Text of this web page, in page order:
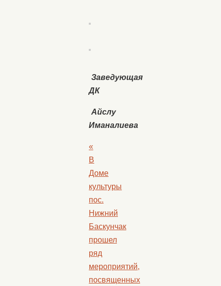
Заведующая
ДК
Айслу
Иманалиева
«
В
Доме
культуры
пос.
Нижний
Баскунчак
прошел
ряд
мероприятий,
посвященных